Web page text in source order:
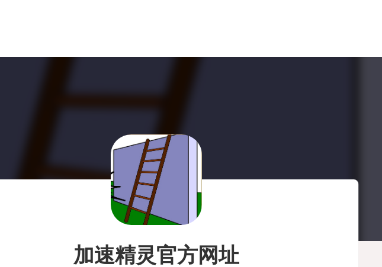
加速精灵官方网址